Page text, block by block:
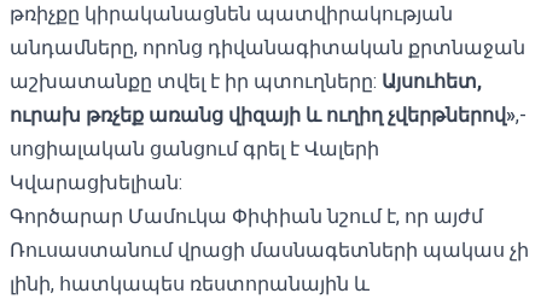
թռիչքը կիրականացնեն պատվիրակության
անդամները, որոնց դիվանագիտական ​​քրտնաջան
աշխատանքը տվել է իր պտուղները: Այսուհետ,
ուրախ թռչեք առանց վիզայի և ուղիղ չվերթներով»,-
սոցիալական ցանցում գրել է Վալերի
Կվարացխելիան:
Գործարար Մամուկա Փիփիան նշում է, որ այժմ
Ռուսաստանում վրացի մասնագետների պակաս չի
լինի, հատկապես ռեստորանային և